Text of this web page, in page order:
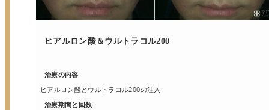
ヒアルロン酸＆ウルトラコル200
治療の内容
ヒアルロン酸とウルトラコル200の注入
治療期間と回数